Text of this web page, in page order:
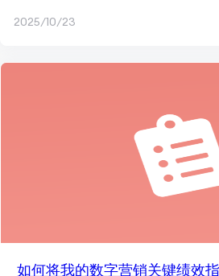
2025/10/23
如何将我的数字营销关键绩效